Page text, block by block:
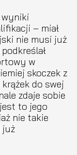
wyniki
– miał
nie musi już
w
skoczek z
do swej
zdaje sobie
to jego
nie takie
już